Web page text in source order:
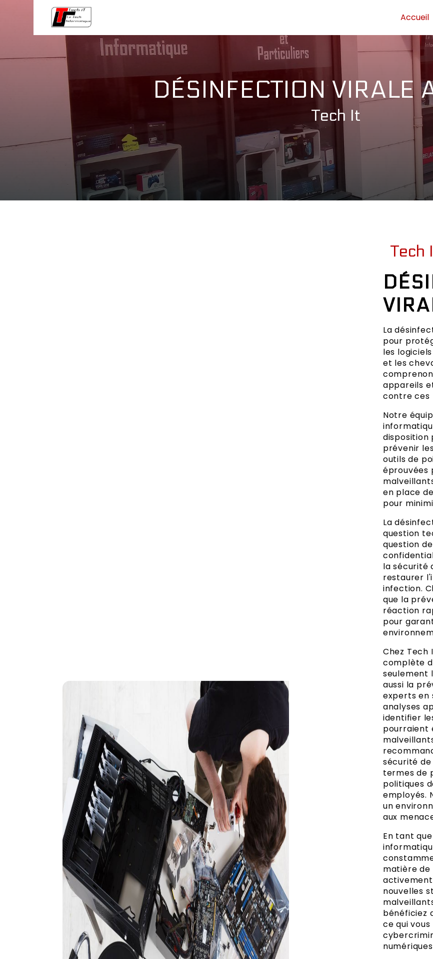
Accueil
DÉSINFECTION VIRALE
Tech It
Tech
La
pour
les
et les
appareils
contre ces
Notre
disposition
prévenir
outils de
éprouvées
en place
pour
La
question
question
la sécurité
restaurer
infection.
que la
réaction
pour
Chez Tech
complète
seulement
aussi la
experts en
analyses
identifier
pourraient
sécurité
termes de
politiques
employés.
un
aux
En tant
matière de
nouvelles
bénéficiez
ce qui
Panneau de gestion des cookies